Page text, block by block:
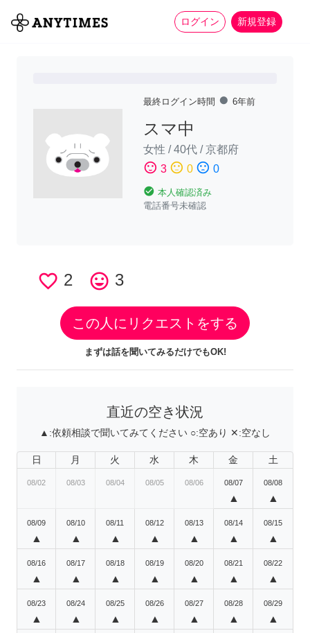
ログイン 新規登録
全て 家事 more_horiz
最終ログイン時間 fiber_manual_record 6年前
スマ中
女性 /40代 /京都府
sentiment_satisfied 3 sentiment_neutral 0 sentiment_dissatisfied 0
check_circle 本人確認済み
電話番号未確認
favorite_border 2 tag_faces 3
この人にリクエストをする
まずは話を聞いてみるだけでもOK!
直近の空き状況
▲:依頼相談で聞いてみてください ○:空あり ✕:空なし
日 月 火 水 木 金 土
08/02 08/03 08/04 08/05 08/06 08/07
▲
08/08
▲
08/09
▲
08/10
▲
08/11
▲
08/12
▲
08/13
▲
08/14
▲
08/15
▲
08/16
▲
08/17
▲
08/18
▲
08/19
▲
08/20
▲
08/21
▲
08/22
▲
08/23
▲
08/24
▲
08/25
▲
08/26
▲
08/27
▲
08/28
▲
08/29
▲